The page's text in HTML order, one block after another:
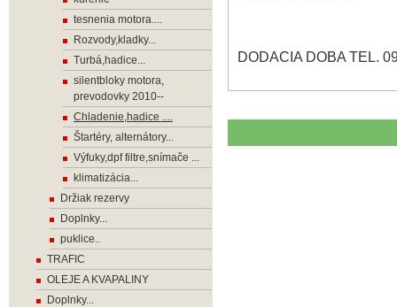
DODACIA DOBA TEL.
tesnenia motora....
Rozvody,kladky...
Turbá,hadice...
silentbloky motora,
prevodovky 2010--
Chladenie,hadice ....
Štartéry, alternátory...
Výfuky,dpf filtre,snímače ...
klimatizácia...
Držiak rezervy
Doplnky...
puklice..
TRAFIC
OLEJE A KVAPALINY
Doplnky...